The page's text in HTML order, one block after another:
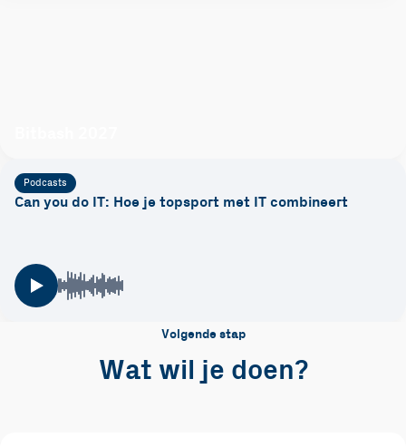
Podcasts
Can you do IT: Hoe je topsport met IT combineert
Volgende stap
Wat wil je doen?